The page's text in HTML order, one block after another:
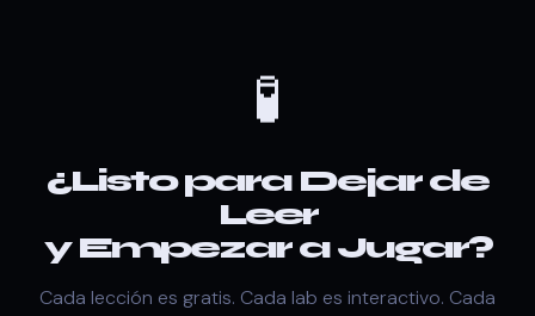
🧪
¿Listo para Dejar de
Leer
y Empezar a Jugar?
Cada lección es gratis. Cada lab es interactivo. Cada